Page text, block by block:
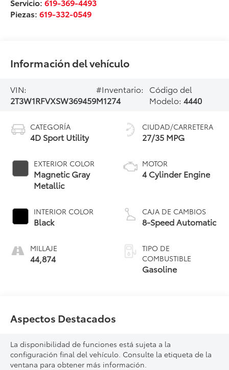
Piezas:619-332-0549
Información del vehículo
VIN:
2T3W1RFVXSW369459
#Inventario:
M1274
Código del
Modelo: 4440
CATEGORÍA
4D Sport Utility
EXTERIOR COLOR
Magnetic Gray
Metallic
INTERIOR COLOR
Black
MILLAJE
44,874
CIUDAD/CARRETERA
27/35 MPG
MOTOR
4 Cylinder Engine
CAJA DE CAMBIOS
8-Speed Automatic
TIPO DE
COMBUSTIBLE
Gasoline
Aspectos Destacados
La disponibilidad de funciones está sujeta a la
configuración final del vehículo. Consulte la etiqueta de la
ventana para obtener más información.